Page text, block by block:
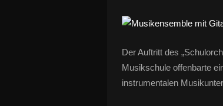
Der Auftritt des
Musikschule offenbarte
instrumentalen